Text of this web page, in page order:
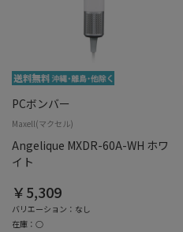
PCボンバー
Maxell(マクセル)
Angelique MXDR-60A-WH ホワ
イト
￥5,309
バリエーション：なし
在庫：○